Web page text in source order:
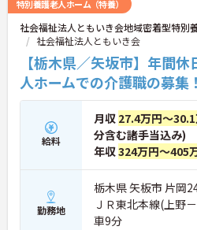
特別養護老人ホーム（特養）
社会福祉法人ともいき会地域密着型特
社会福祉法人ともいき会
【栃木県／矢坂市】年間
人ホームでの介護職の募集
給料
月収 27.4万円～
分含む諸手当込み)
年収324万円～405
勤務地
栃木県 矢板市 片岡
ＪＲ東北本線(上野
車9分